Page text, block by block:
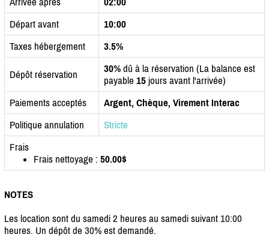
Départ avant
10:00
Taxes hébergement
3.5%
Dépôt réservation 30% dû à la réservation (La balance est
payable 15 jours avant l'arrivée)
Paiements acceptés
Argent, Chèque, Virement Interac
Politique annulation
Stricte
Frais
Frais nettoyage : 50.00$
NOTES
Les location sont du samedi 2 heures au samedi suivant 10:00
heures. Un dépôt de 30% est demandé.